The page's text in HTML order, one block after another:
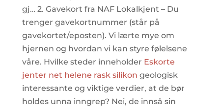
gj… 2. Gavekort fra NAF Lokalkjent – Du
trenger gavekortnummer (står på
gavekortet/eposten). Vi lærte mye om
hjernen og hvordan vi kan styre følelsene
våre. Hvilke steder inneholder Eskorte
jenter net helene rask silikon geologisk
interessante og viktige verdier, at de bør
holdes unna inngrep? Nei, de innså sin